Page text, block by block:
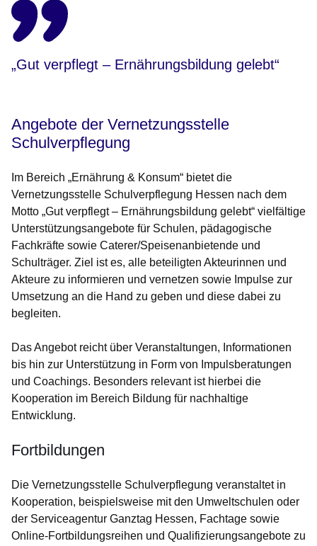
„Gut verpflegt – Ernährungsbildung gelebt“
Angebote der Vernetzungsstelle
Schulverpflegung
Im Bereich „Ernährung & Konsum“ bietet die
Vernetzungsstelle Schulverpflegung Hessen nach dem
Motto „Gut verpflegt – Ernährungsbildung gelebt“ vielfältige
Unterstützungsangebote für Schulen, pädagogische
Fachkräfte sowie Caterer/Speisenanbietende und
Schulträger. Ziel ist es, alle beteiligten Akteurinnen und
Akteure zu informieren und vernetzen sowie Impulse zur
Umsetzung an die Hand zu geben und diese dabei zu
begleiten.
Das Angebot reicht über Veranstaltungen, Informationen
bis hin zur Unterstützung in Form von Impulsberatungen
und Coachings. Besonders relevant ist hierbei die
Kooperation im Bereich Bildung für nachhaltige
Entwicklung.
Fortbildungen
Die Vernetzungsstelle Schulverpflegung veranstaltet in
Kooperation, beispielsweise mit den Umweltschulen oder
der Serviceagentur Ganztag Hessen, Fachtage sowie
Online-Fortbildungsreihen und Qualifizierungsangebote zu